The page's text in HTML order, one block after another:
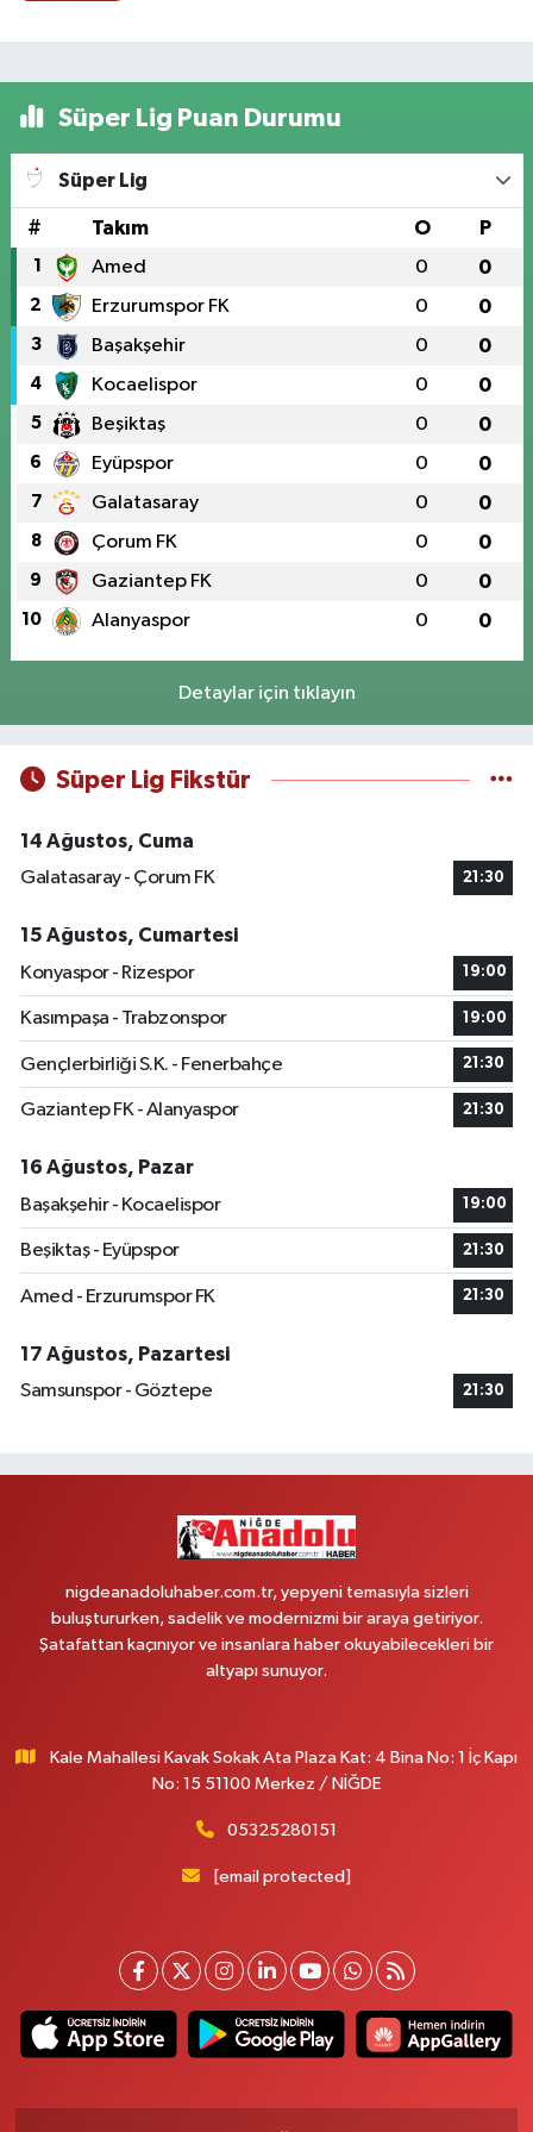
Süper Lig Puan Durumu
Süper Lig
# Takım O P
1 Amed 0 0
2 Erzurumspor FK 0 0
3 Başakşehir 0 0
4 Kocaelispor 0 0
5 Beşiktaş 0 0
6 Eyüpspor 0 0
7 Galatasaray 0 0
8 Çorum FK 0 0
9 Gaziantep FK 0 0
10 Alanyaspor 0 0
Detaylar için tıklayın
Süper Lig Fikstür
14 Ağustos, Cuma
Galatasaray - Çorum FK
21:30
15 Ağustos, Cumartesi
Konyaspor - Rizespor
19:00
Kasımpaşa - Trabzonspor 19:00
Gençlerbirliği S.K. - Fenerbahçe 21:30
Gaziantep FK - Alanyaspor 21:30
16 Ağustos, Pazar
Başakşehir - Kocaelispor
19:00
Beşiktaş - Eyüpspor 21:30
Amed - Erzurumspor FK 21:30
17 Ağustos, Pazartesi
Samsunspor - Göztepe
21:30
nigdeanadoluhaber.com.tr, yepyeni temasıyla sizleri
buluştururken, sadelik ve modernizmi bir araya getiriyor.
Şatafattan kaçınıyor ve insanlara haber okuyabilecekleri bir
altyapı sunuyor.
Kale Mahallesi Kavak Sokak Ata Plaza Kat: 4 Bina No: 1 İç Kapı
No: 15 51100 Merkez / NİĞDE
05325280151
[email protected]